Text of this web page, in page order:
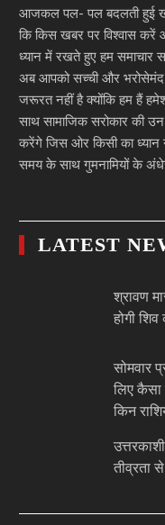
आजकल पल- पल बदलती हुई
कि किस खबर पर विश्वास करें
ध्यान में रखते हुए हम समाचार
अब आपको सच्ची और
जरूरत नहीं है क्योंकि हम हैं
साथ सामाजिक सरोकार की
करेंगे जिस ओर किसी का ध्यान
समय के साथ गुमनामियों के
LATEST
श्रावण
होगी
सोमवार
लिए कैसा
किन
तीव्रता